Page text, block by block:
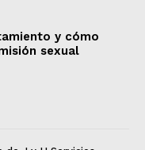
y cómo
sexual